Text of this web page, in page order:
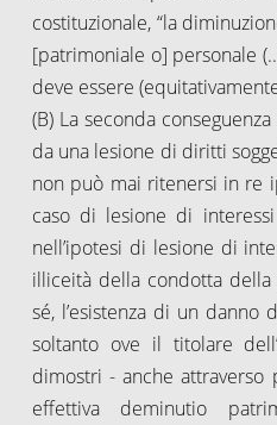
costituzionale, “la
[patrimoniale o] personale
deve essere
(B) La seconda
da una lesione di diritti
non può mai ritenersi in re
caso di lesione di
nell’ipotesi di lesione di
illiceità della condotta
sé, l’esistenza di un danno
soltanto ove il titolare
dimostri - anche attraverso
effettiva deminutio